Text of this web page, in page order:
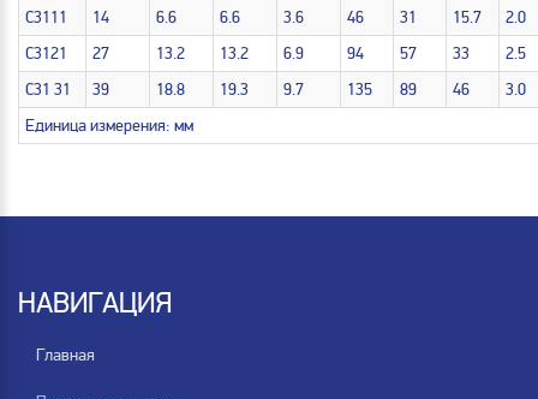
C3111
14 6.6 6.6 3.6 46 31 15.7
2.0
C3121
27 13.2 13.2 6.9 94 57 33
2.5
C31 31
39 18.8 19.3 9.7 135 89 46
3.0
Единица измерения: мм
НАВИГАЦИЯ
Главная